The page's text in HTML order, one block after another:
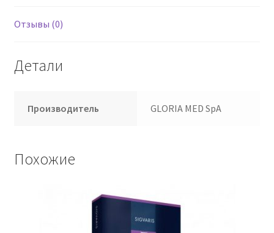
Отзывы (0)
Детали
Производитель GLORIA MED SpA
Похожие